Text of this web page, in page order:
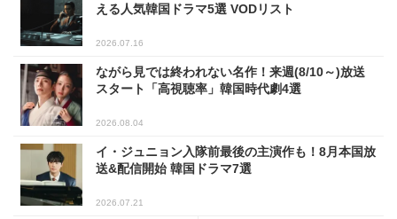
える人気韓国ドラマ5選 VODリスト
2026.07.16
ながら見では終われない名作！来週(8/10～)放送
スタート「高視聴率」韓国時代劇4選
2026.08.04
イ・ジュニョン入隊前最後の主演作も！8月本国放
送&配信開始 韓国ドラマ7選
2026.07.21